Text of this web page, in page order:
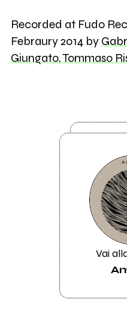
Recorded at Fudo
Febraury 2014 by
Giungato,Tommaso
Vai